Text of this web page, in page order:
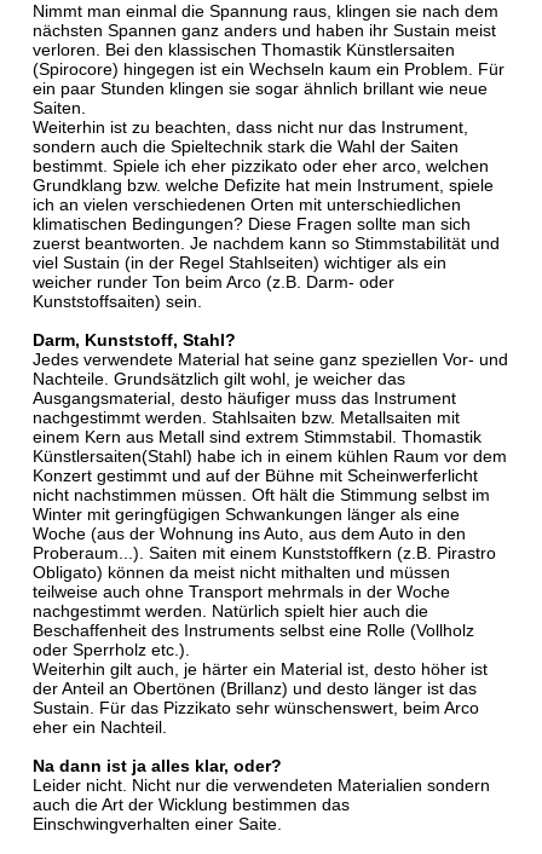
Nimmt man einmal die Spannung raus, klingen sie nach dem
nächsten Spannen ganz anders und haben ihr Sustain meist
verloren. Bei den klassischen Thomastik Künstlersaiten
(Spirocore) hingegen ist ein Wechseln kaum ein Problem. Für
ein paar Stunden klingen sie sogar ähnlich brillant wie neue
Saiten.
Weiterhin ist zu beachten, dass nicht nur das Instrument,
sondern auch die Spieltechnik stark die Wahl der Saiten
bestimmt. Spiele ich eher pizzikato oder eher arco, welchen
Grundklang bzw. welche Defizite hat mein Instrument, spiele
ich an vielen verschiedenen Orten mit unterschiedlichen
klimatischen Bedingungen? Diese Fragen sollte man sich
zuerst beantworten. Je nachdem kann so Stimmstabilität und
viel Sustain (in der Regel Stahlseiten) wichtiger als ein
weicher runder Ton beim Arco (z.B. Darm- oder
Kunststoffsaiten) sein.
Darm, Kunststoff, Stahl?
Jedes verwendete Material hat seine ganz speziellen Vor- und
Nachteile. Grundsätzlich gilt wohl, je weicher das
Ausgangsmaterial, desto häufiger muss das Instrument
nachgestimmt werden. Stahlsaiten bzw. Metallsaiten mit
einem Kern aus Metall sind extrem Stimmstabil. Thomastik
Künstlersaiten(Stahl) habe ich in einem kühlen Raum vor dem
Konzert gestimmt und auf der Bühne mit Scheinwerferlicht
nicht nachstimmen müssen. Oft hält die Stimmung selbst im
Winter mit geringfügigen Schwankungen länger als eine
Woche (aus der Wohnung ins Auto, aus dem Auto in den
Proberaum...). Saiten mit einem Kunststoffkern (z.B. Pirastro
Obligato) können da meist nicht mithalten und müssen
teilweise auch ohne Transport mehrmals in der Woche
nachgestimmt werden. Natürlich spielt hier auch die
Beschaffenheit des Instruments selbst eine Rolle (Vollholz
oder Sperrholz etc.).
Weiterhin gilt auch, je härter ein Material ist, desto höher ist
der Anteil an Obertönen (Brillanz) und desto länger ist das
Sustain. Für das Pizzikato sehr wünschenswert, beim Arco
eher ein Nachteil.
Na dann ist ja alles klar, oder?
Leider nicht. Nicht nur die verwendeten Materialien sondern
auch die Art der Wicklung bestimmen das
Einschwingverhalten einer Saite.